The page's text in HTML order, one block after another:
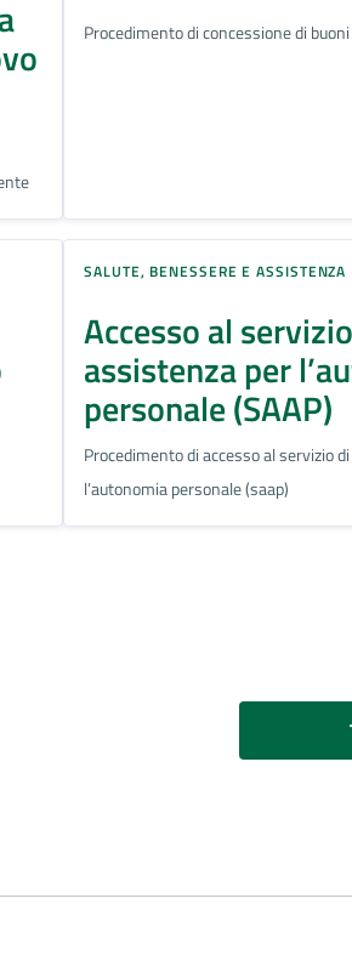
Procedimento di concessione di
SALUTE, BENESSERE E ASSISTENZA
Accesso al
assistenza per
personale (SAAP)
Procedimento di accesso al servizio
l’autonomia personale (saap)